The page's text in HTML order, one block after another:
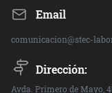
Email
comunicacion@stec-
Dirección:
Avda. Primero de Mayo,